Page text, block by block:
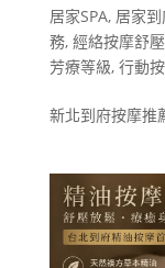
居家SPA, 居家
務, 經絡按摩舒壓
芳療等級, 行動
新北到府按摩推